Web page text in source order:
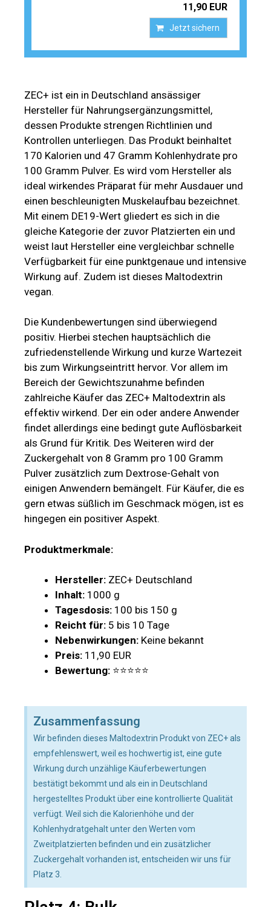
11,90 EUR
Jetzt sichern
ZEC+ ist ein in Deutschland ansässiger
Hersteller für Nahrungsergänzungsmittel,
dessen Produkte strengen Richtlinien und
Kontrollen unterliegen. Das Produkt beinhaltet
170 Kalorien und 47 Gramm Kohlenhydrate pro
100 Gramm Pulver. Es wird vom Hersteller als
ideal wirkendes Präparat für mehr Ausdauer und
einen beschleunigten Muskelaufbau bezeichnet.
Mit einem DE19-Wert gliedert es sich in die
gleiche Kategorie der zuvor Platzierten ein und
weist laut Hersteller eine vergleichbar schnelle
Verfügbarkeit für eine punktgenaue und intensive
Wirkung auf. Zudem ist dieses Maltodextrin
vegan.
Die Kundenbewertungen sind überwiegend
positiv. Hierbei stechen hauptsächlich die
zufriedenstellende Wirkung und kurze Wartezeit
bis zum Wirkungseintritt hervor. Vor allem im
Bereich der Gewichtszunahme befinden
zahlreiche Käufer das ZEC+ Maltodextrin als
effektiv wirkend. Der ein oder andere Anwender
findet allerdings eine bedingt gute Auflösbarkeit
als Grund für Kritik. Des Weiteren wird der
Zuckergehalt von 8 Gramm pro 100 Gramm
Pulver zusätzlich zum Dextrose-Gehalt von
einigen Anwendern bemängelt. Für Käufer, die es
gern etwas süßlich im Geschmack mögen, ist es
hingegen ein positiver Aspekt.
Produktmerkmale:
Hersteller: ZEC+ Deutschland
Inhalt: 1000 g
Tagesdosis: 100 bis 150 g
Reicht für: 5 bis 10 Tage
Nebenwirkungen: Keine bekannt
Preis: 11,90 EUR
Bewertung: ⭐⭐⭐⭐⭐
Zusammenfassung
Wir befinden dieses Maltodextrin Produkt von ZEC+ als
empfehlenswert, weil es hochwertig ist, eine gute
Wirkung durch unzählige Käuferbewertungen
bestätigt bekommt und als ein in Deutschland
hergestelltes Produkt über eine kontrollierte Qualität
verfügt. Weil sich die Kalorienhöhe und der
Kohlenhydratgehalt unter den Werten vom
Zweitplatzierten befinden und ein zusätzlicher
Zuckergehalt vorhanden ist, entscheiden wir uns für
Platz 3.